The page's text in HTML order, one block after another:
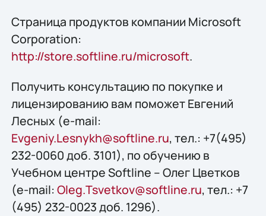
Страница продуктов компании Microsoft
Corporation:
http://store.softline.ru/microsoft.
Получить консультацию по покупке и
лицензированию вам поможет Евгений
Лесных (e-mail:
Evgeniy.Lesnykh@softline.ru, тел.: +7(495)
232-0060 доб. 3101), по обучению в
Учебном центре Softline – Олег Цветков
(e-mail: Oleg.Tsvetkov@softline.ru, тел.: +7
(495) 232-0023 доб. 1296).